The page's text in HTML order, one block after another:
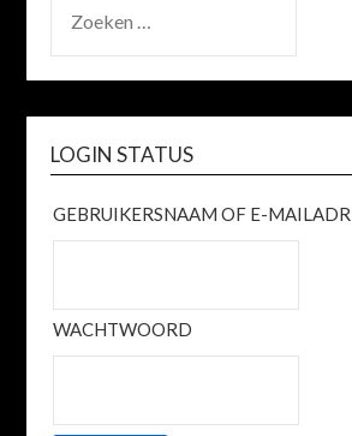
NAAR:
LOGIN STATUS
GEBRUIKERSNAAM OF E-
WACHTWOORD